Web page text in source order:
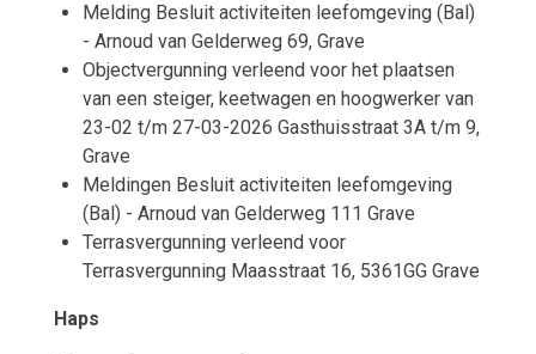
Melding Besluit activiteiten leefomgeving (Bal)
- Arnoud van Gelderweg 69, Grave
Objectvergunning verleend voor het plaatsen
van een steiger, keetwagen en hoogwerker van
23-02 t/m 27-03-2026 Gasthuisstraat 3A t/m 9,
Grave
Meldingen Besluit activiteiten leefomgeving
(Bal) - Arnoud van Gelderweg 111 Grave
Terrasvergunning verleend voor
Terrasvergunning Maasstraat 16, 5361GG Grave
Haps